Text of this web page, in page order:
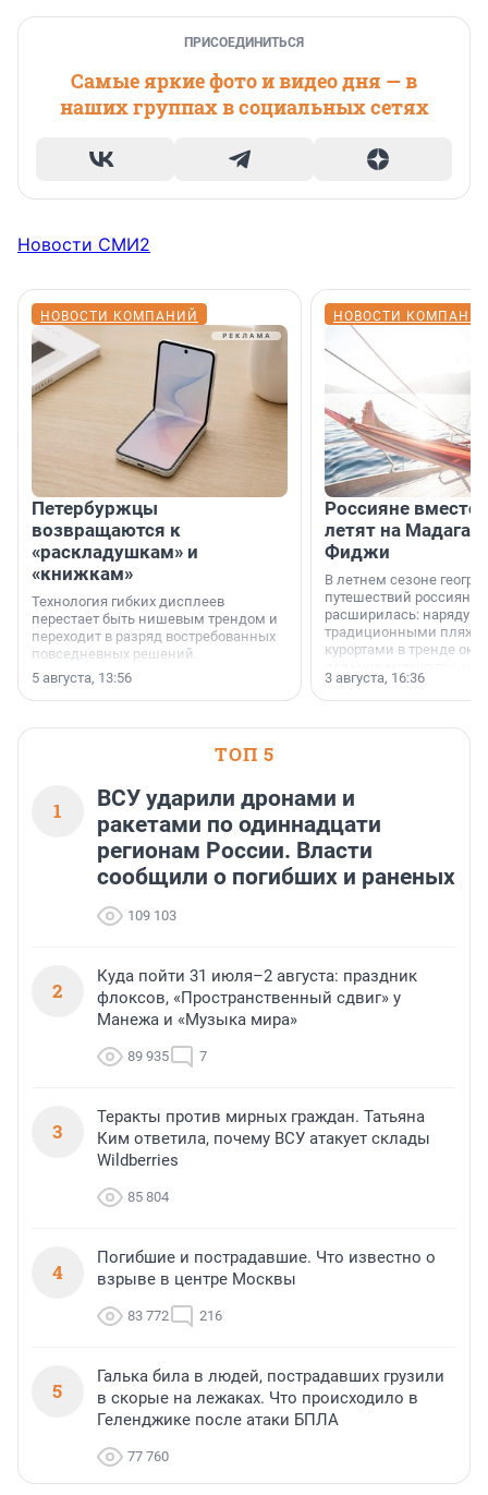
ПРИСОЕДИНИТЬСЯ
Самые яркие фото и видео дня — в
наших группах в социальных сетях
Новости СМИ2
НОВОСТИ КОМПАНИЙ
Петербуржцы
возвращаются к
«раскладушкам» и
«книжкам»
Технология гибких дисплеев
перестает быть нишевым трендом и
переходит в разряд востребованных
повседневных решений.
5 августа, 13:56
НОВОСТИ
Россияне вместо
летят на
Фиджи
В летнем сезоне
путешествий россиян
расширилась: наряду с
традиционными
курортами в тренде
острова Африки и Азии,
свидетельствуют
3 августа, 16:36
ТОП 5
1
ВСУ ударили дронами и
ракетами по одиннадцати
регионам России. Власти
сообщили о погибших и раненых
109 103
2
Куда пойти 31 июля–2 августа: праздник
флоксов, «Пространственный сдвиг» у
Манежа и «Музыка мира»
89 935 7
3
Теракты против мирных граждан. Татьяна
Ким ответила, почему ВСУ атакует склады
Wildberries
85 804
4
Погибшие и пострадавшие. Что известно о
взрыве в центре Москвы
83 772 216
5
Галька била в людей, пострадавших грузили
в скорые на лежаках. Что происходило в
Геленджике после атаки БПЛА
77 760